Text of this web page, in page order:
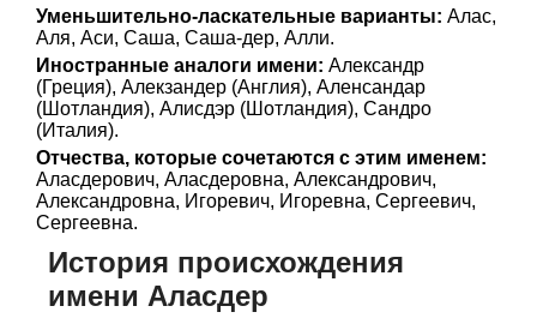
Уменьшительно-ласкательные варианты: Алас,
Аля, Аси, Саша, Саша-дер, Алли.
Иностранные аналоги имени: Александр
(Греция), Алекзандер (Англия), Аленсандар
(Шотландия), Алисдэр (Шотландия), Сандро
(Италия).
Отчества, которые сочетаются с этим именем:
Аласдерович, Аласдеровна, Александрович,
Александровна, Игоревич, Игоревна, Сергеевич,
Сергеевна.
История происхождения
имени Аласдер